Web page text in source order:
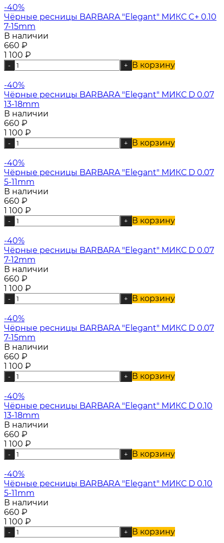
-40%
Чёрные ресницы BARBARA "Elegant" МИКС C+ 0.10
7-15mm
В наличии
660 ₽
1 100 ₽
- + В корзину
-40%
Чёрные ресницы BARBARA "Elegant" МИКС D 0.07
13-18mm
В наличии
660 ₽
1 100 ₽
- + В корзину
-40%
Чёрные ресницы BARBARA "Elegant" МИКС D 0.07
5-11mm
В наличии
660 ₽
1 100 ₽
- + В корзину
-40%
Чёрные ресницы BARBARA "Elegant" МИКС D 0.07
7-12mm
В наличии
660 ₽
1 100 ₽
- + В корзину
-40%
Чёрные ресницы BARBARA "Elegant" МИКС D 0.07
7-15mm
В наличии
660 ₽
1 100 ₽
- + В корзину
-40%
Чёрные ресницы BARBARA "Elegant" МИКС D 0.10
13-18mm
В наличии
660 ₽
1 100 ₽
- + В корзину
-40%
Чёрные ресницы BARBARA "Elegant" МИКС D 0.10
5-11mm
В наличии
660 ₽
1 100 ₽
- + В корзину